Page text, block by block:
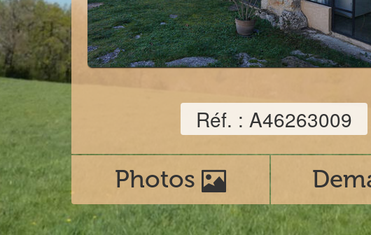
Réf. : A46263009
Photos